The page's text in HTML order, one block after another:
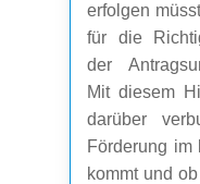
erfolgen
für die
der
Mit diesem
darüber
Förderung im
kommt und